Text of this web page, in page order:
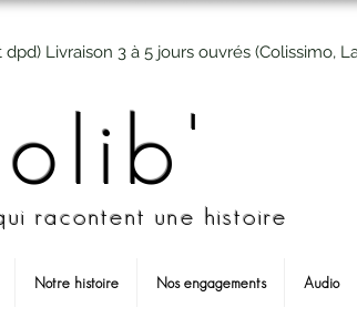
Livraison 3 à 5 jours ouvrés (Colissimo,
racontent une histoire
Notre histoire Nos engagements Audio